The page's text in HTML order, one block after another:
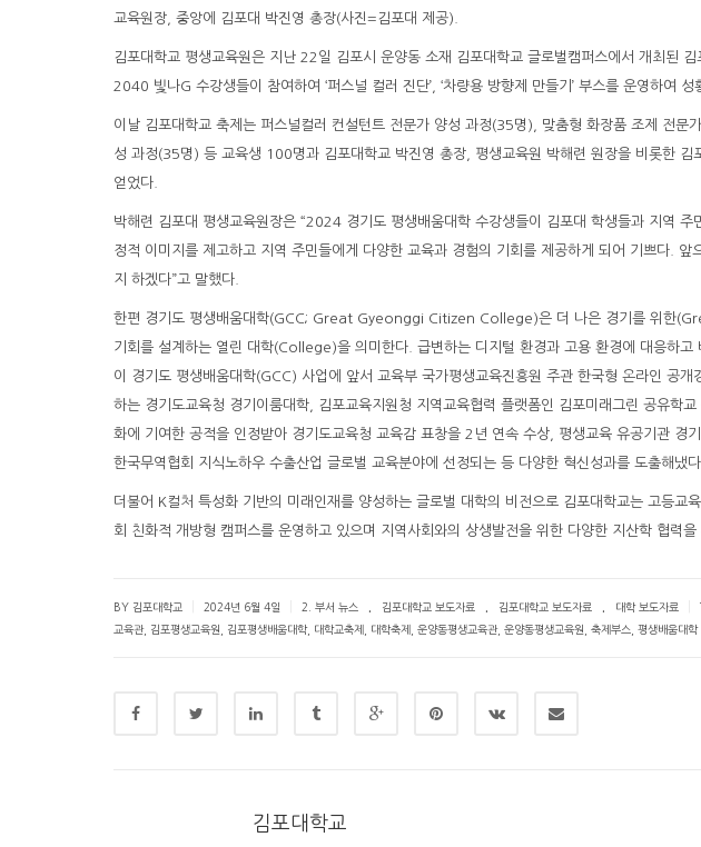
교육원장, 중앙에 김포대 박진영 총장(사진=김포대 제공).
김포대학교 평생교육원은 지난 22일 김포시 운양동 소재 김포대학교 글로벌캠퍼스에서 개최된 김
2040 빛나G 수강생들이 참여하여 ‘퍼스널 컬러 진단’, ‘차량용 방향제 만들기’ 부스를 운영하여 성
이날 김포대학교 축제는 퍼스널컬러 컨설턴트 전문가 양성 과정(35명), 맞춤형 화장품 조제 전
성 과정(35명) 등 교육생 100명과 김포대학교 박진영 총장, 평생교육원 박해련 원장을 비롯한
얻었다.
박해련 김포대 평생교육원장은 “2024 경기도 평생배움대학 수강생들이 김포대 학생들과 지역
정적 이미지를 제고하고 지역 주민들에게 다양한 교육과 경험의 기회를 제공하게 되어 기쁘다.
지 하겠다”고 말했다.
한편 경기도 평생배움대학(GCC; Great Gyeonggi Citizen College)은 더 나은 경기를 위한
기회를 설계하는 열린 대학(College)을 의미한다. 급변하는 디지털 환경과 고용 환경에 대응하고
이 경기도 평생배움대학(GCC) 사업에 앞서 교육부 국가평생교육진흥원 주관 한국형 온라인 공
하는 경기도교육청 경기이룸대학, 김포교육지원청 지역교육협력 플랫폼인 김포미래그린 공유학
화에 기여한 공적을 인정받아 경기도교육청 교육감 표창을 2년 연속 수상, 평생교육 유공기관 경
한국무역협회 지식노하우 수출산업 글로벌 교육분야에 선정되는 등 다양한 혁신성과를 도출해냈다.
더불어 K컬처 특성화 기반의 미래인재를 양성하는 글로벌 대학의 비전으로 김포대학교는 고등교
회 친화적 개방형 캠퍼스를 운영하고 있으며 지역사회와의 상생발전을 위한 다양한 지산학 협력을
BY 김포대학교 2024년 6월 4일 2. 부서 뉴스 김포대학교 보도자료 김포대학교 보도자료 대학 보도자료
교육관, 김포평생교육원 김포평생배움대학, 대학교축제 대학축제 운양동평생교육관, 운양동평생교육원 축제부스 평생배움대학
김포대학교